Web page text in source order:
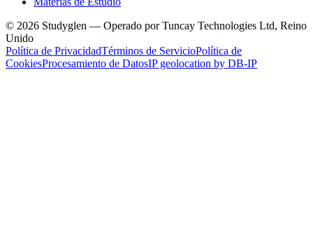
© 2026 Studyglen — Operado por Tuncay Technologies Ltd, Reino
Unido
Política de PrivacidadTérminos de ServicioPolítica de
CookiesProcesamiento de DatosIP geolocation by DB-IP